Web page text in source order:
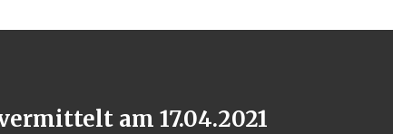
am 17.04.2021